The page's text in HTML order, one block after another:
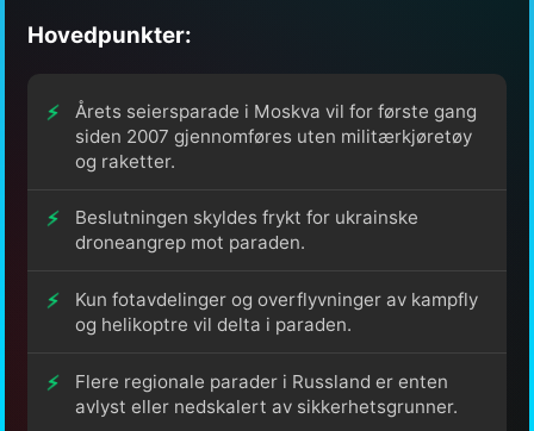
Hovedpunkter:
Årets seiersparade i Moskva vil for første gang
siden 2007 gjennomføres uten militærkjøretøy
og raketter.
Beslutningen skyldes frykt for ukrainske
droneangrep mot paraden.
Kun fotavdelinger og overflyvninger av kampfly
og helikoptre vil delta i paraden.
Flere regionale parader i Russland er enten
avlyst eller nedskalert av sikkerhetsgrunner.